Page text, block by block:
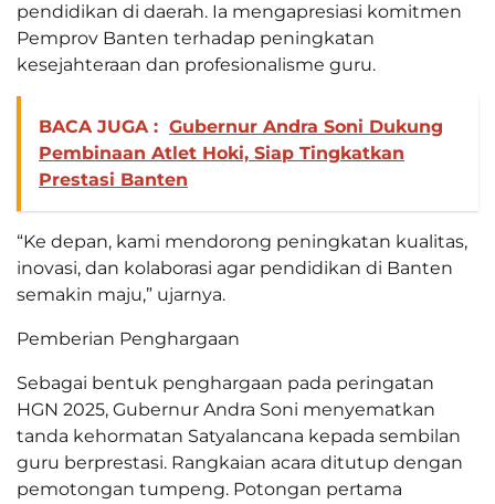
pendidikan di daerah. Ia mengapresiasi komitmen
Pemprov Banten terhadap peningkatan
kesejahteraan dan profesionalisme guru.
BACA JUGA : Gubernur Andra Soni Dukung
Pembinaan Atlet Hoki, Siap Tingkatkan
Prestasi Banten
“Ke depan, kami mendorong peningkatan kualitas,
inovasi, dan kolaborasi agar pendidikan di Banten
semakin maju,” ujarnya.
Pemberian Penghargaan
Sebagai bentuk penghargaan pada peringatan
HGN 2025, Gubernur Andra Soni menyematkan
tanda kehormatan Satyalancana kepada sembilan
guru berprestasi. Rangkaian acara ditutup dengan
pemotongan tumpeng. Potongan pertama